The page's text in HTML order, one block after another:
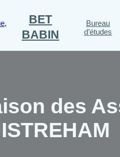
BET
BABIN
Bureau
d’études
des